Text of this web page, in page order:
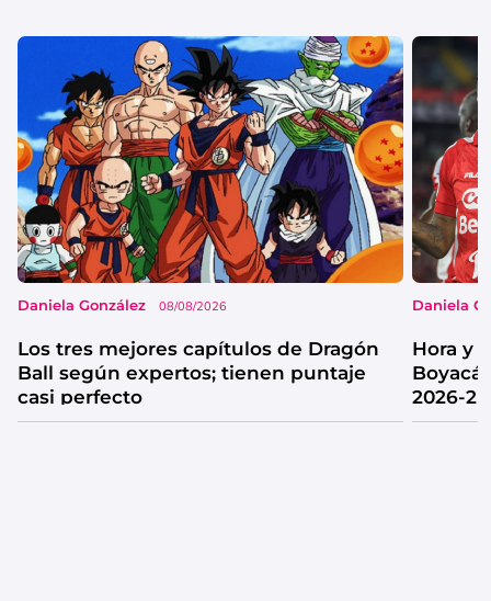
Daniela González 08/08/2026
Los tres mejores capítulos de Dragón
Ball según expertos; tienen puntaje
casi perfecto
Daniela
Hora y
Boyacá
2026-2